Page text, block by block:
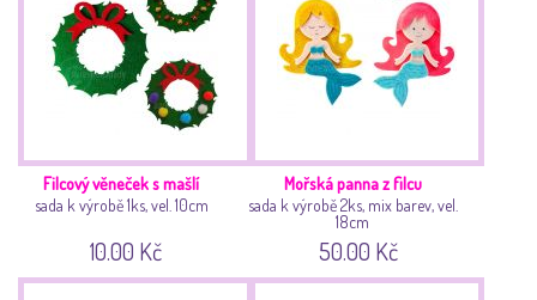
Filcový věneček s mašlí
sada k výrobě 1ks, vel. 10cm
10.00 Kč
Mořská panna z filcu
sada k výrobě 2ks, mix barev, vel.
18cm
50.00 Kč